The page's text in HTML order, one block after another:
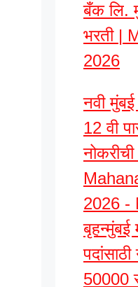
बँक लि.
भरती |
2026
नवी
12 वी
2026 -
बृहन्मुंबई
50000